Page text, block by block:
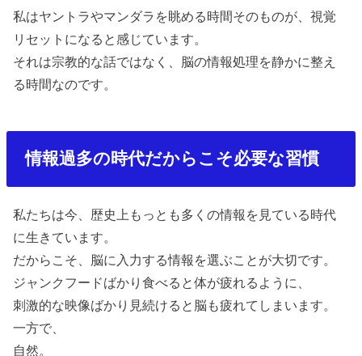
私はヤントラやマンダラを眺める時間そのものが、視覚
リセットになると感じています。
それは宗教的な話ではなく、
脳の情報処理を静かに整え
る時間なのです。
情報過多の時代だからこそ必要な習慣
私たちは今、 歴史上もっとも多くの情報を見ている時代
に生きています。
だからこそ、
脳に入力する情報を選ぶことが大切です。
ジャンクフードばかり食べると体が疲れるように、
刺激的な映像ばかり見続けると脳も疲れてしまいます。
一方で、
自然。